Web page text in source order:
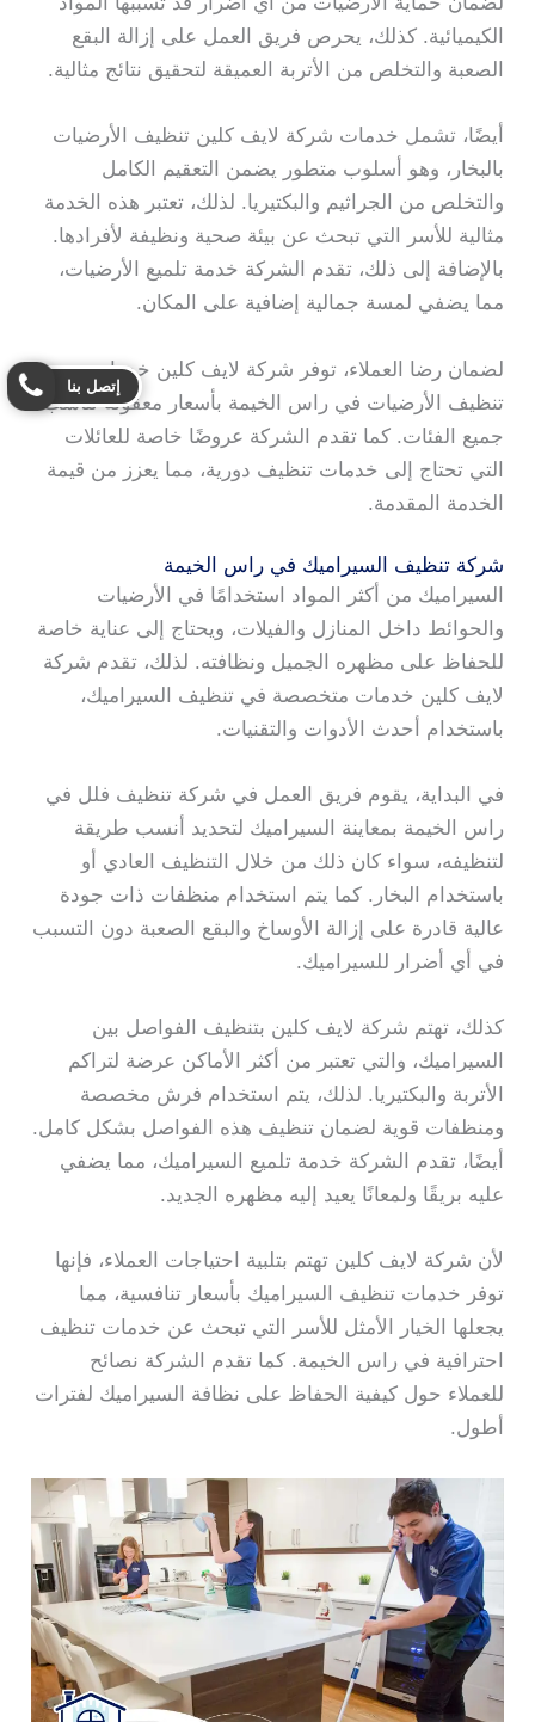
الكيميائية. كذلك، يحرص فريق العمل على إزالة البقع
الصعبة والتخلص من الأتربة العميقة لتحقيق نتائج مثالية.
أيضًا، تشمل خدمات شركة لايف كلين تنظيف الأرضيات
بالبخار، وهو أسلوب متطور يضمن التعقيم الكامل
والتخلص من الجراثيم والبكتيريا. لذلك، تعتبر هذه الخدمة
مثالية للأسر التي تبحث عن بيئة صحية ونظيفة لأفرادها.
بالإضافة إلى ذلك، تقدم الشركة خدمة تلميع الأرضيات،
مما يضفي لمسة جمالية إضافية على المكان.
لضمان رضا العملاء، توفر شركة لايف كلين خدمات
تنظيف الأرضيات في راس الخيمة بأسعار معقولة تناسب
جميع الفئات. كما تقدم الشركة عروضًا خاصة للعائلات
التي تحتاج إلى خدمات تنظيف دورية، مما يعزز من قيمة
الخدمة المقدمة.
شركة تنظيف السيراميك في راس الخيمة
السيراميك من أكثر المواد استخدامًا في الأرضيات
والحوائط داخل المنازل والفيلات، ويحتاج إلى عناية خاصة
للحفاظ على مظهره الجميل ونظافته. لذلك، تقدم شركة
لايف كلين خدمات متخصصة في تنظيف السيراميك،
باستخدام أحدث الأدوات والتقنيات.
في البداية، يقوم فريق العمل في شركة تنظيف فلل في
راس الخيمة بمعاينة السيراميك لتحديد أنسب طريقة
لتنظيفه، سواء كان ذلك من خلال التنظيف العادي أو
باستخدام البخار. كما يتم استخدام منظفات ذات جودة
عالية قادرة على إزالة الأوساخ والبقع الصعبة دون التسبب
في أي أضرار للسيراميك.
كذلك، تهتم شركة لايف كلين بتنظيف الفواصل بين
السيراميك، والتي تعتبر من أكثر الأماكن عرضة لتراكم
الأتربة والبكتيريا. لذلك، يتم استخدام فرش مخصصة
ومنظفات قوية لضمان تنظيف هذه الفواصل بشكل كامل.
أيضًا، تقدم الشركة خدمة تلميع السيراميك، مما يضفي
عليه بريقًا ولمعانًا يعيد إليه مظهره الجديد.
لأن شركة لايف كلين تهتم بتلبية احتياجات العملاء، فإنها
توفر خدمات تنظيف السيراميك بأسعار تنافسية، مما
يجعلها الخيار الأمثل للأسر التي تبحث عن خدمات تنظيف
احترافية في راس الخيمة. كما تقدم الشركة نصائح
للعملاء حول كيفية الحفاظ على نظافة السيراميك لفترات
أطول.
إتصل بنا